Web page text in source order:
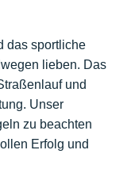
das sportliche
lieben. Das
und
Unser
zu beachten
Erfolg und